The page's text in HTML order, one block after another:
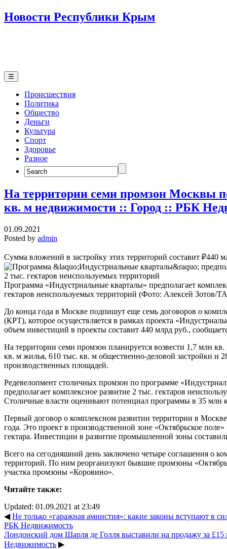
Новости Республики Крым
☰
Происшествия
Политика
Общество
Деньги
Культура
Спорт
Здоровье
Разное
Search
for:
На территории семи промзон Москвы
кв. м недвижимости :: Город :: РБК
01.09.2021
Posted by admin
Сумма вложений в застройку этих территорий составит ₽440
Программа «Индустриальные кварталы» предполагает
гектаров неиспользуемых территорий (Фото: Алексей Зотов/
До конца года в Москве подпишут еще семь договоров о
(КРТ), которое осуществляется в рамках проекта
объем инвестиций в проекты составит 440 млрд руб.,
На территории семи промзон планируется возвести 1,7 млн
кв. м жилья, 610 тыс. кв. м общественно-деловой застройки и
производственных площадей.
Редевелопмент столичных промзон по программе
предполагает комплексное развитие 2 тыс. гектаров
Столичные власти оценивают потенциал программы в 35 млн
Первый договор о комплексном развитии территории в
года. Это проект в производственной зоне «Октябрьское
гектара. Инвестиции в развитие промышленной зоны
Всего на сегодняшний день заключено четыре соглашения о
территорий. По ним реорганизуют бывшие промзоны
участка промзоны «Коровино».
Читайте также:
Updated: 01.09.2021 at 23:49
◀Не только «гаражная амнистия»: какие законы вступают в
РБК Недвижимость
Лондонский дом Шарля де Голля выставили на продажу за
Недвижимость ▶